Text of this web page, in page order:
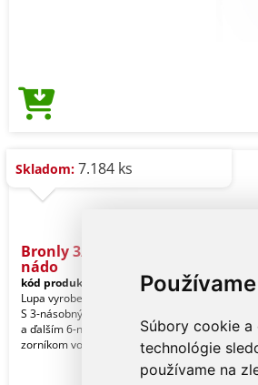
Súbory cookie a
technológie
používame na
Skladom: 7.184 ks
Bronly 3/6X - Zväčšovacia
nádo
kód produktu:
21815216000
Lupa vyrobená z odolného ABS plastu.
S 3-násobným zväčšovacím zorníkom
a ďalším 6-násobným skladacím
zorníkom vo veku. S